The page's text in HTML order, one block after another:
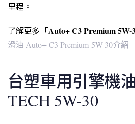
里程。
了解更多「Auto+ C3 Premium 5W-
滑油 Auto+ C3 Premium 5W-30介紹
台塑車用引擎機
TECH 5W-30